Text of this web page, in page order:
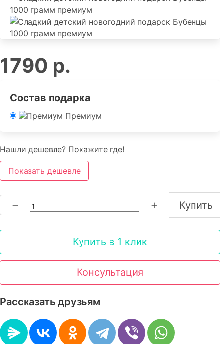
1790 р.
Состав подарка
Премиум
Нашли дешевле? Покажите где!
Показать дешевле
Купить
Купить в 1 клик
Консультация
Рассказать друзьям